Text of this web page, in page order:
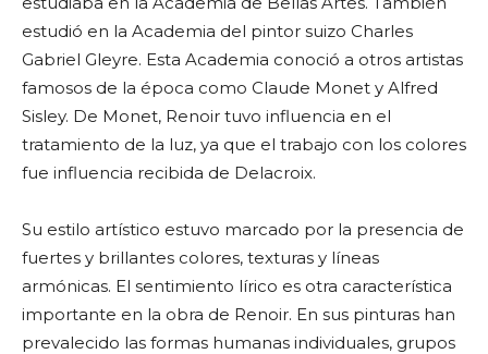
estudió en la Academia del pintor suizo Charles
Gabriel Gleyre. Esta Academia conoció a otros artistas
famosos de la época como Claude Monet y Alfred
Sisley. De Monet, Renoir tuvo influencia en el
tratamiento de la luz, ya que el trabajo con los colores
fue influencia recibida de Delacroix.
Su estilo artístico estuvo marcado por la presencia de
fuertes y brillantes colores, texturas y líneas
armónicas. El sentimiento lírico es otra característica
importante en la obra de Renoir. En sus pinturas han
prevalecido las formas humanas individuales, grupos